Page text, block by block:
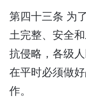
第四十三条 为
土完整、安全
抗侵略，各级
在平时必须做
作。